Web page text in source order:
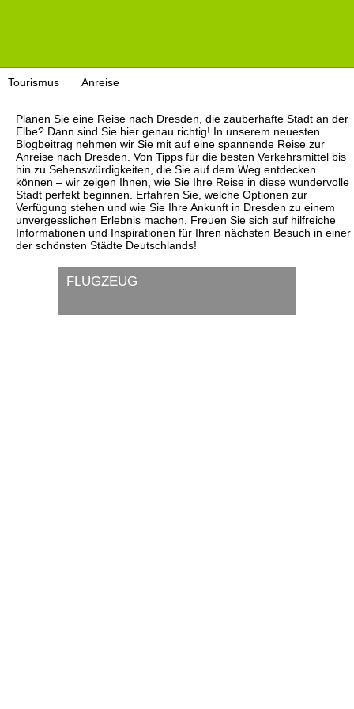
Tourismus Anreise
Planen Sie eine Reise nach Dresden, die zauberhafte Stadt an der
Elbe? Dann sind Sie hier genau richtig! In unserem neuesten
Blogbeitrag nehmen wir Sie mit auf eine spannende Reise zur
Anreise nach Dresden. Von Tipps für die besten Verkehrsmittel bis
hin zu Sehenswürdigkeiten, die Sie auf dem Weg entdecken
können – wir zeigen Ihnen, wie Sie Ihre Reise in diese wundervolle
Stadt perfekt beginnen. Erfahren Sie, welche Optionen zur
Verfügung stehen und wie Sie Ihre Ankunft in Dresden zu einem
unvergesslichen Erlebnis machen. Freuen Sie sich auf hilfreiche
Informationen und Inspirationen für Ihren nächsten Besuch in einer
der schönsten Städte Deutschlands!
FLUGZEUG